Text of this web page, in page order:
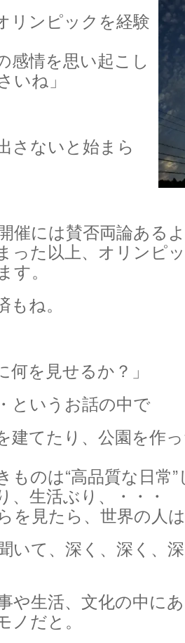
リンピックを経験
感情を思い起こし
いね」
さないと始まら
催には賛否両論ある
った以上、オリンピ
す。
ね。
何を見せるか？」
というお話の中で
建てたり、公園を作
ものは“高品質な日常
、生活ぶり、・・・
を見たら、世界の人
いて、深く、深く、
や生活、文化の中に
ノだと。